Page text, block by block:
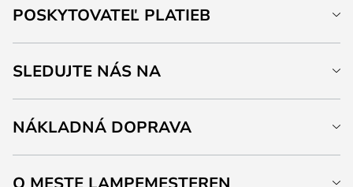
POSKYTOVATEĽ PLATIEB
SLEDUJTE NÁS NA
NÁKLADNÁ DOPRAVA
O MESTE LAMPEMESTEREN